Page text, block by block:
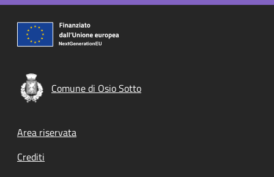
Comune di Osio Sotto
Footer menu
Area riservata
Crediti